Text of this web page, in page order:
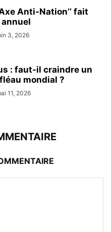
Anti-Nation’’ fait
3, 2026
: faut-il craindre un
mondial ?
11, 2026